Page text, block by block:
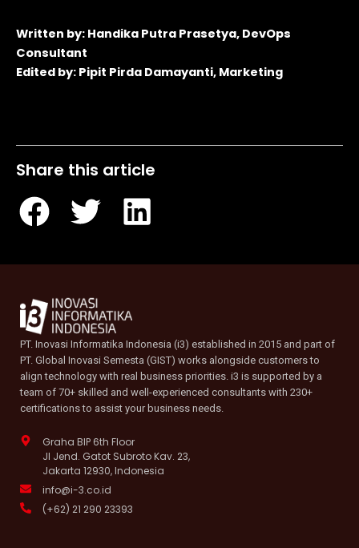
Written by: Handika Putra Prasetya, DevOps
Consultant
Edited by: Pipit Pirda Damayanti, Marketing
Share this article
PT. Inovasi Informatika Indonesia (i3) established in 2015 and part of
PT. Global Inovasi Semesta (GIST) works alongside customers to
align technology with real business priorities. i3 is supported by a
team of 70+ skilled and well-experienced consultants with 230+
certifications to assist your business needs.
Graha BIP 6th Floor
Jl Jend. Gatot Subroto Kav. 23,
Jakarta 12930, Indonesia
info@i-3.co.id
(+62) 21 290 23393